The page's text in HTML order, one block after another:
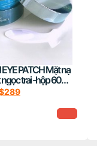
PATCH Mặt nạ
trai -hộp 60
289